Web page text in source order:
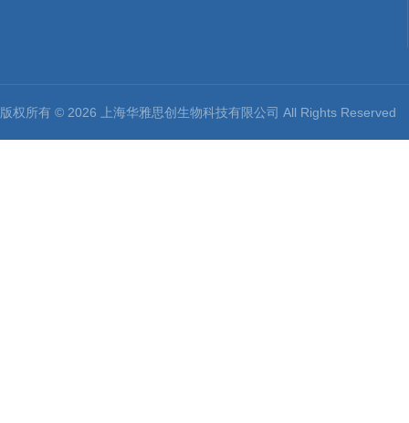
版权所有 © 2026 上海华雅思创生物科技有限公司 All Rights